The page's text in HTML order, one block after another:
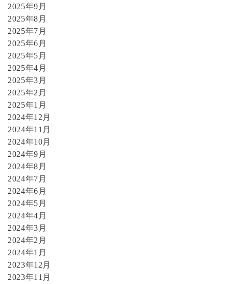
2025年9月
2025年8月
2025年7月
2025年6月
2025年5月
2025年4月
2025年3月
2025年2月
2025年1月
2024年12月
2024年11月
2024年10月
2024年9月
2024年8月
2024年7月
2024年6月
2024年5月
2024年4月
2024年3月
2024年2月
2024年1月
2023年12月
2023年11月